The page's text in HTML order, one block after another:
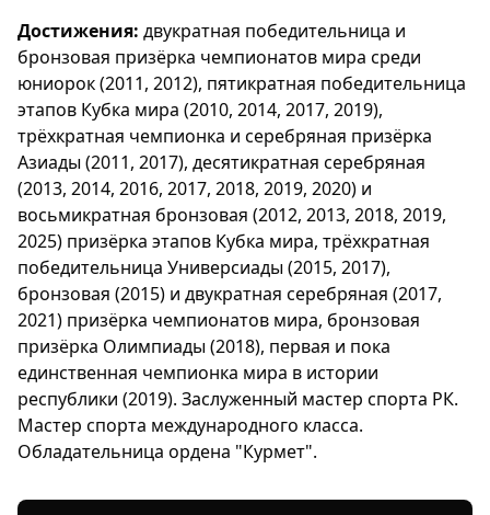
Достижения: двукратная победительница и
бронзовая призёрка чемпионатов мира среди
юниорок (2011, 2012), пятикратная победительница
этапов Кубка мира (2010, 2014, 2017, 2019),
трёхкратная чемпионка и серебряная призёрка
Азиады (2011, 2017), десятикратная серебряная
(2013, 2014, 2016, 2017, 2018, 2019, 2020) и
восьмикратная бронзовая (2012, 2013, 2018, 2019,
2025) призёрка этапов Кубка мира, трёхкратная
победительница Универсиады (2015, 2017),
бронзовая (2015) и двукратная серебряная (2017,
2021) призёрка чемпионатов мира, бронзовая
призёрка Олимпиады (2018), первая и пока
единственная чемпионка мира в истории
республики (2019). Заслуженный мастер спорта РК.
Мастер спорта международного класса.
Обладательница ордена "Курмет".